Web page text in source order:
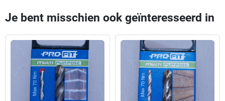
Je bent misschien ook geïnteresseerd in